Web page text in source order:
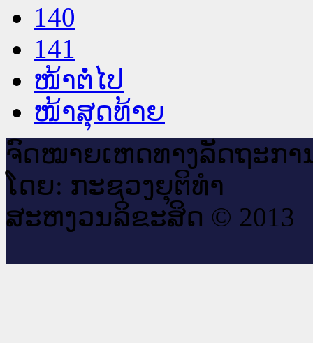
140
141
ໜ້າຕໍ່ໄປ
ໜ້າສຸດທ້າຍ
ຈົດ​ໝາຍ​ເຫດ​ທາງ​ລັດ​ຖະ​ກາ
ໂດຍ: ກະ​ຊວງຍຸ​ຕິ​ທຳ
ສະ​ຫງວນ​ລິ​ຂະ​ສິດ © 2013